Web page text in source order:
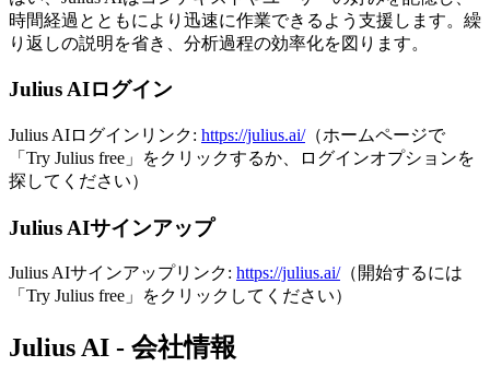
時間経過とともにより迅速に作業できるよう支援します。繰
り返しの説明を省き、分析過程の効率化を図ります。
Julius AIログイン
Julius AIログインリンク: https://julius.ai/（ホームページで
「Try Julius free」をクリックするか、ログインオプションを
探してください）
Julius AIサインアップ
Julius AIサインアップリンク: https://julius.ai/（開始するには
「Try Julius free」をクリックしてください）
Julius AI - 会社情報